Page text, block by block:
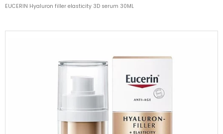
EUCERIN Hyaluron filler elasticity 3D serum 30ML